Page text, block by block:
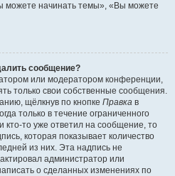
начинать темы», «Вы можете
сообщение?
или модератором конференции,
только свои собственные сообщения.
щёлкнув по кнопке Правка в
только в течение ограниченного
кто-то уже ответил на сообщение, то
которая показывает количество
из них. Эта надпись не
администратор или
о сделанных изменениях по